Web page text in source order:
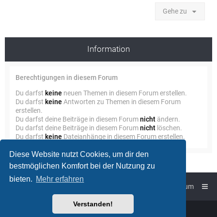
Diese Website nutzt Cookies, um dir den
bestmöglichen Komfort bei der Nutzung zu
bieten. Mehr erfahren
Verstanden!
Gehe zu
Information
Berechtigungen in diesem Forum
Du darfst keine neuen Themen in diesem Forum erstellen.
Du darfst keine Antworten zu Themen in diesem Forum
erstellen.
Du darfst deine Beiträge in diesem Forumnicht ändern.
Du darfst deine Beiträge in diesem Forumnicht löschen.
Du darfst keine Dateianhänge in diesem Forum erstellen.
Impressum
phpBB